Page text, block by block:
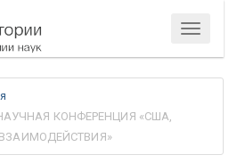
Меню
КОНФЕРЕНЦИЯ «США,